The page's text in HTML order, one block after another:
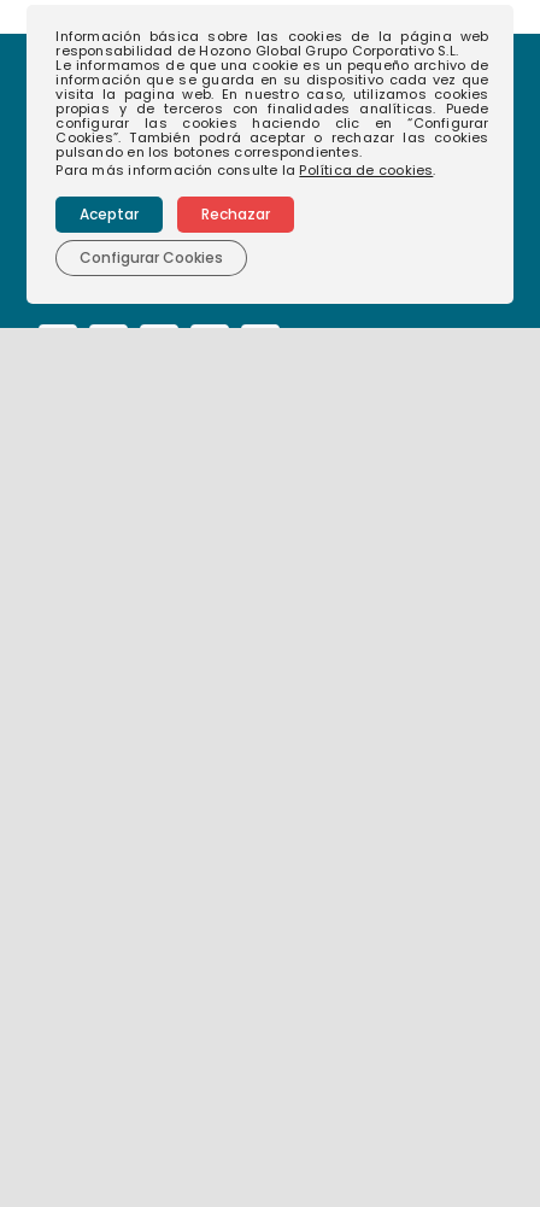
(+34)968 35 12 08
hablamos@hozonoglobal.com
Información básica sobre las cookies de la página web
responsabilidad de Hozono Global Grupo Corporativo S.L.
Le informamos de que una cookie es un pequeño archivo de
información que se guarda en su dispositivo cada vez que
visita la pagina web. En nuestro caso, utilizamos cookies
propias y de terceros con finalidades analíticas. Puede
configurar las cookies haciendo clic en “Configurar
Cookies”. También podrá aceptar o rechazar las cookies
pulsando en los botones correspondientes.
Para más información consulte la Política de cookies.
Aceptar Rechazar
Configurar Cookies